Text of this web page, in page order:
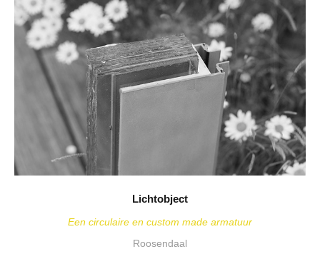
Lichtobject
Een circulaire en custom made armatuur
Roosendaal